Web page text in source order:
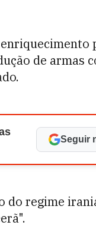
de armas
Seguir
do regime